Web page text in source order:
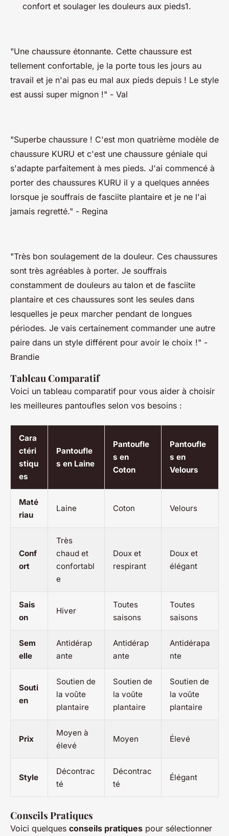
confort et soulager les douleurs aux pieds1.
"Une chaussure étonnante. Cette chaussure est
tellement confortable, je la porte tous les jours au
travail et je n'ai pas eu mal aux pieds depuis ! Le style
est aussi super mignon !" - Val
"Superbe chaussure ! C'est mon quatrième modèle de
chaussure KURU et c'est une chaussure géniale qui
s'adapte parfaitement à mes pieds. J'ai commencé à
porter des chaussures KURU il y a quelques années
lorsque je souffrais de fasciite plantaire et je ne l'ai
jamais regretté." - Regina
"Très bon soulagement de la douleur. Ces chaussures
sont très agréables à porter. Je souffrais
constamment de douleurs au talon et de fasciite
plantaire et ces chaussures sont les seules dans
lesquelles je peux marcher pendant de longues
périodes. Je vais certainement commander une autre
paire dans un style différent pour avoir le choix !" -
Brandie
Tableau Comparatif
Voici un tableau comparatif pour vous aider à choisir
les meilleures pantoufles selon vos besoins :
Cara
ctéri
stiqu
es
Pantoufle
s en Laine
Pantoufle
s en
Coton
Pantoufle
s en
Velours
Maté
riau
Laine Coton Velours
Conf
ort
Très
chaud et
confortabl
e
Doux et
respirant
Doux et
élégant
Sais
on
Hiver
Toutes
saisons
Toutes
saisons
Sem
elle
Antidérap
ante
Antidérap
ante
Antidérapa
nte
Souti
en
Soutien de
la voûte
plantaire
Soutien de
la voûte
plantaire
Soutien de
la voûte
plantaire
Prix
Moyen à
élevé
Moyen Élevé
Style
Décontrac
té
Décontrac
té
Élégant
Conseils Pratiques
Voici quelques conseils pratiques pour sélectionner